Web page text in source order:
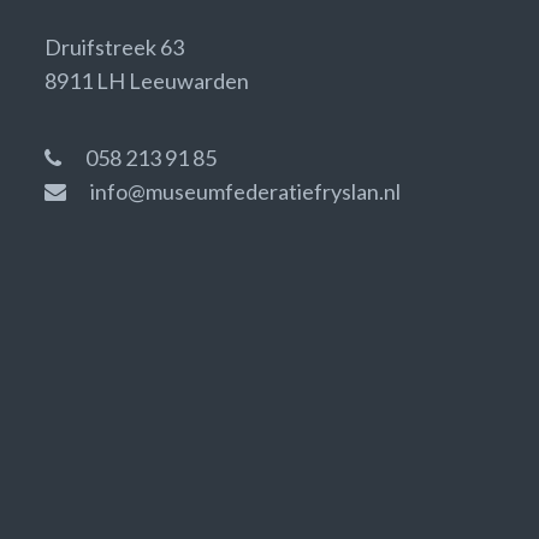
Druifstreek 63
8911 LH Leeuwarden
058 213 91 85
info@museumfederatiefryslan.nl